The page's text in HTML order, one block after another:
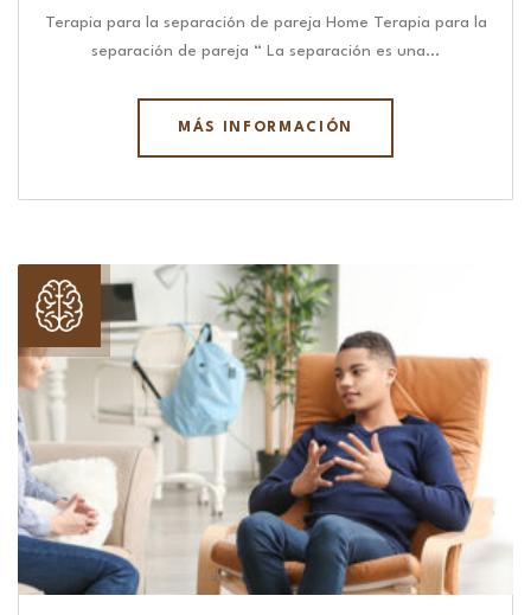
Terapia para la separación de pareja Home Terapia para la
separación de pareja “ La separación es una…
MÁS INFORMACIÓN